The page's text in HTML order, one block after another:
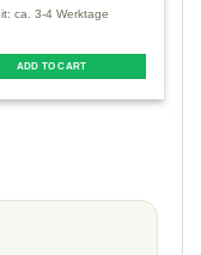
ca. 3-4 Werktage
ADD TO CART